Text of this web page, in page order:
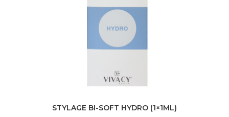
STYLAGE BI-SOFT HYDRO (1×1ML)